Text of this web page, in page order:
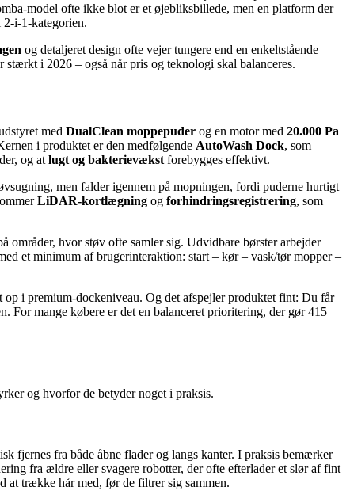
model ofte ikke blot er et øjebliksbillede, men en platform der
2-i-1-kategorien.
og detaljeret design ofte vejer tungere end en enkeltstående
i 2026 – også når pris og teknologi skal balanceres.
med DualClean moppepuder og en motor med 20.000 Pa
i produktet er den medfølgende AutoWash Dock, som
og at lugt og bakterievækst forebygges effektivt.
men falder igennem på mopningen, fordi puderne hurtigt
LiDAR-kortlægning og forhindringsregistrering, som
områder, hvor støv ofte samler sig. Udvidbare børster arbejder
et minimum af brugerinteraktion: start – kør – vask/tør mopper –
i premium-dockeniveau. Og det afspejler produktet fint: Du får
For mange købere er det en balanceret prioritering, der gør 415
og hvorfor de betyder noget i praksis.
fjernes fra både åbne flader og langs kanter. I praksis bemærker
fra ældre eller svagere robotter, der ofte efterlader et slør af fint
at trække hår med, før de filtrer sig sammen.